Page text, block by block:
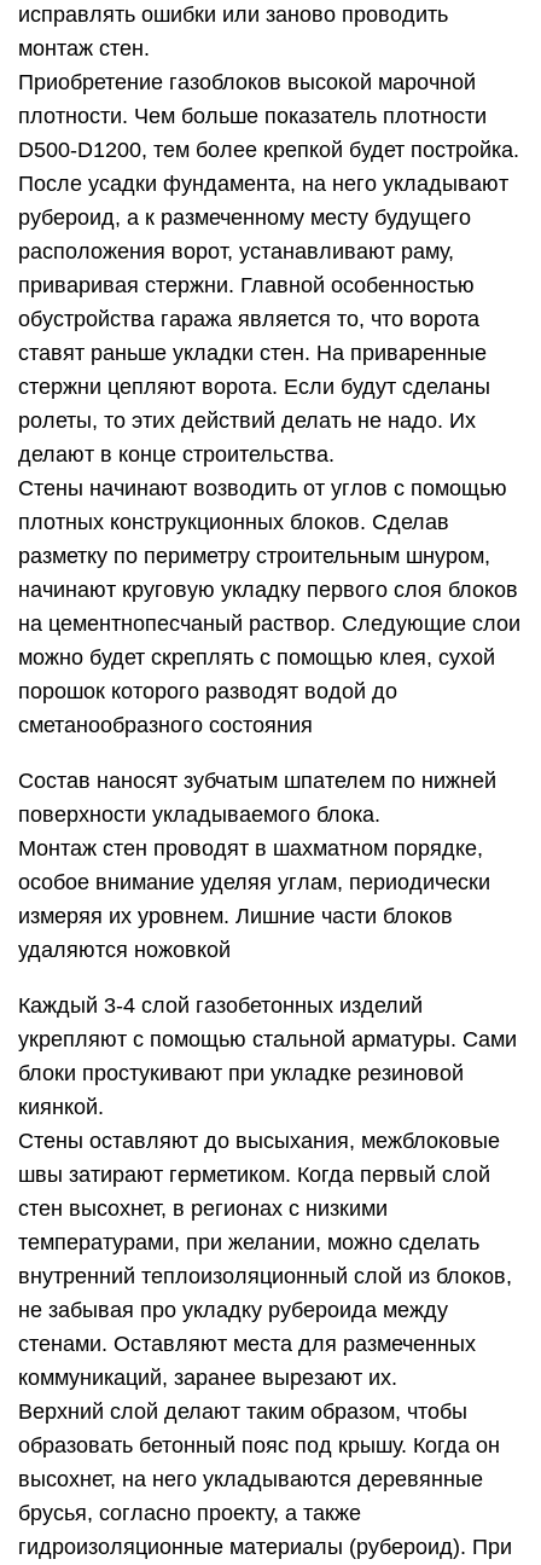
исправлять ошибки или заново проводить
монтаж стен.
Приобретение газоблоков высокой марочной
плотности. Чем больше показатель плотности
D500-D1200, тем более крепкой будет постройка.
После усадки фундамента, на него укладывают
рубероид, а к размеченному месту будущего
расположения ворот, устанавливают раму,
приваривая стержни. Главной особенностью
обустройства гаража является то, что ворота
ставят раньше укладки стен. На приваренные
стержни цепляют ворота. Если будут сделаны
ролеты, то этих действий делать не надо. Их
делают в конце строительства.
Стены начинают возводить от углов с помощью
плотных конструкционных блоков. Сделав
разметку по периметру строительным шнуром,
начинают круговую укладку первого слоя блоков
на цементнопесчаный раствор. Следующие слои
можно будет скреплять с помощью клея, сухой
порошок которого разводят водой до
сметанообразного состояния
Состав наносят зубчатым шпателем по нижней
поверхности укладываемого блока.
Монтаж стен проводят в шахматном порядке,
особое внимание уделяя углам, периодически
измеряя их уровнем. Лишние части блоков
удаляются ножовкой
Каждый 3-4 слой газобетонных изделий
укрепляют с помощью стальной арматуры. Сами
блоки простукивают при укладке резиновой
киянкой.
Стены оставляют до высыхания, межблоковые
швы затирают герметиком. Когда первый слой
стен высохнет, в регионах с низкими
температурами, при желании, можно сделать
внутренний теплоизоляционный слой из блоков,
не забывая про укладку рубероида между
стенами. Оставляют места для размеченных
коммуникаций, заранее вырезают их.
Верхний слой делают таким образом, чтобы
образовать бетонный пояс под крышу. Когда он
высохнет, на него укладываются деревянные
брусья, согласно проекту, а также
гидроизоляционные материалы (рубероид). При